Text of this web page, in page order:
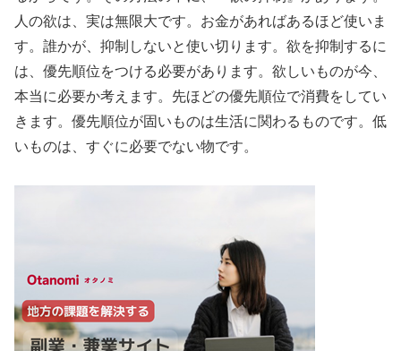
人の欲は、実は無限大です。お金があればあるほど使いま
す。誰かが、抑制しないと使い切ります。欲を抑制するに
は、優先順位をつける必要があります。欲しいものが今、
本当に必要か考えます。先ほどの優先順位で消費をしてい
きます。優先順位が固いものは生活に関わるものです。低
いものは、すぐに必要でない物です。